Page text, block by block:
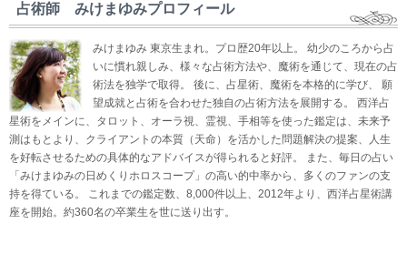
占術師 みけまゆみプロフィール
みけまゆみ 東京生まれ。プロ歴20年以上。 幼少のころから占
いに慣れ親しみ、様々な占術方法や、魔術を通じて、現在の占
術法を独学で取得。 後に、占星術、魔術を本格的に学び、 願
望成就と占術を合わせた独自の占術方法を展開する。 西洋占
星術をメインに、タロット、オーラ視、霊視、手相等を使った鑑定は、未来予
測はもとより、クライアントの本質（天命）を活かした問題解決の提案、人生
を好転させるための具体的なアドバイスが得られると好評。 また、毎日の占い
「みけまゆみの日めくりホロスコープ」の高い的中率から、多くのファンの支
持を得ている。 これまでの鑑定数、8,000件以上、2012年より、西洋占星術講
座を開始。約360名の卒業生を世に送り出す。